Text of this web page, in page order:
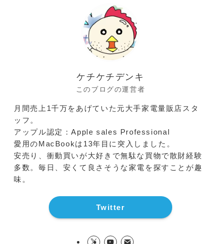
ケチケチデンキ
このブログの運営者
月間売上1千万をあげていた元大手家電量販店スタ
ッフ。
アップル認定：Apple sales Professional
愛用のMacBookは13年目に突入しました。
安売り、衝動買いが大好きで無駄な買物で散財経験
多数。毎日、安くて良さそうな家電を探すことが趣
味。
Twitter